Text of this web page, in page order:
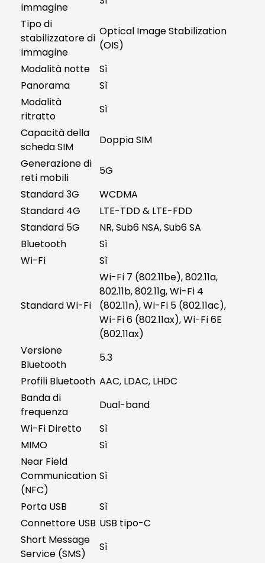
immagine
Tipo di
stabilizzatore di
immagine
Optical Image Stabilization
(OIS)
Modalità notte
Sì
Panorama
Sì
Modalità
ritratto
Sì
Capacità della
scheda SIM
Doppia SIM
Generazione di
reti mobili
5G
Standard 3G
WCDMA
Standard 4G
LTE-TDD & LTE-FDD
Standard 5G
NR, Sub6 NSA, Sub6 SA
Bluetooth
Sì
Wi-Fi
Sì
Standard Wi-Fi
Wi-Fi 7 (802.11be), 802.11a,
802.11b, 802.11g, Wi-Fi 4
(802.11n), Wi-Fi 5 (802.11ac),
Wi-Fi 6 (802.11ax), Wi-Fi 6E
(802.11ax)
Versione
Bluetooth
5.3
Profili Bluetooth AAC, LDAC, LHDC
Banda di
frequenza
Dual-band
Wi-Fi Diretto
Sì
MIMO
Sì
Near Field
Communication
(NFC)
Sì
Porta USB
Sì
Connettore USB USB tipo-C
Short Message
Service (SMS)
Sì